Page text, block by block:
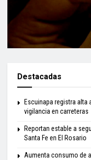
Destacadas
Escuinapa registra alta
vigilancia en carreteras
Reportan estable a
Santa Fe en El Rosario
Aumenta consumo de